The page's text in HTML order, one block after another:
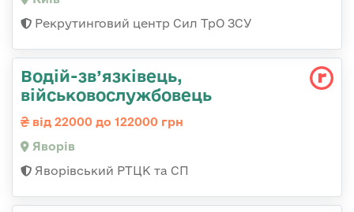
Рекрутинговий центр Сил ТрО ЗСУ
Водій-зв’язківець,
військовослужбовець
від 22000 до 122000 грн
Яворів
Яворівський РТЦК та СП